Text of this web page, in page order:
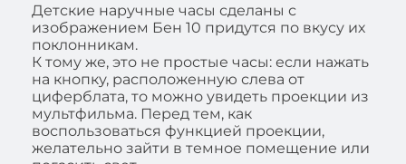
Детские наручные часы сделаны с
изображением Бен 10 придутся по вкусу их
поклонникам.
К тому же, это не простые часы: если нажать
на кнопку, расположенную слева от
циферблата, то можно увидеть проекции из
мультфильма. Перед тем, как
воспользоваться функцией проекции,
желательно зайти в темное помещение или